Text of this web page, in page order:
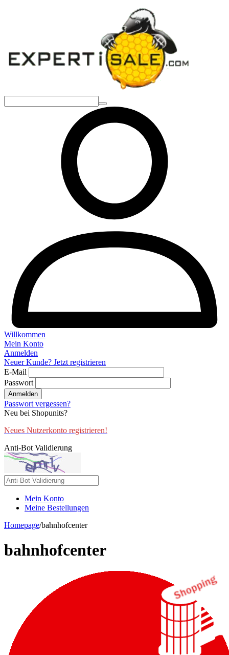
Willkommen
Mein Konto
Anmelden
Neuer Kunde? Jetzt registrieren
E-Mail
Passwort
Anmelden
Passwort vergessen?
Neu bei Shopunits?
Neues Nutzerkonto registrieren!
Anti-Bot Validierung
Mein Konto
Meine Bestellungen
Homepage/bahnhofcenter
bahnhofcenter